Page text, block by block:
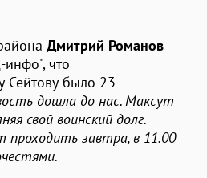
Дмитрий Романов
инфо", что
Сейтову было 23
дошла до нас. Максут
свой воинский долг.
проходить завтра, в 11.00